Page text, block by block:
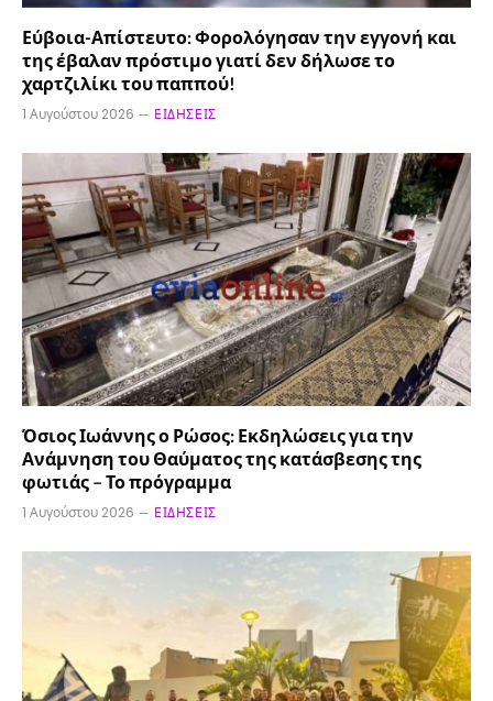
Εύβοια-Απίστευτο: Φορολόγησαν την εγγονή και
της έβαλαν πρόστιμο γιατί δεν δήλωσε το
χαρτζιλίκι του παππού!
1 Αυγούστου 2026 ΕΙΔΉΣΕΙΣ
Όσιος Ιωάννης ο Ρώσος: Εκδηλώσεις για την
Ανάμνηση του Θαύματος της κατάσβεσης της
φωτιάς – Το πρόγραμμα
1 Αυγούστου 2026 ΕΙΔΉΣΕΙΣ